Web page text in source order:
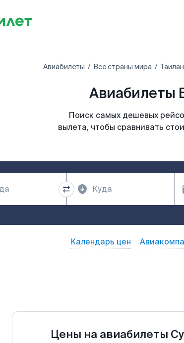
Авиабилеты Все страны мира
Авиабилеты
Поиск самых дешевых
вылета, чтобы сравнивать
Календарь цен
Цены на авиабилеты